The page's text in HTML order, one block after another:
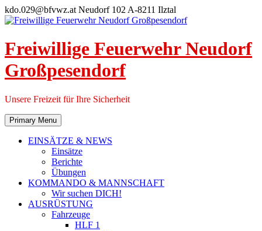
Skip
to
kdo.029@bfvwz.at Neudorf 102 A-8211 Ilztal
Freiwillige Feuerwehr Neudorf
Großpesendorf
Unsere Freizeit für Ihre Sicherheit
Primary Menu
EINSÄTZE & NEWS
Einsätze
Berichte
Übungen
KOMMANDO & MANNSCHAFT
Wir suchen DICH!
AUSRÜSTUNG
Fahrzeuge
HLF 1